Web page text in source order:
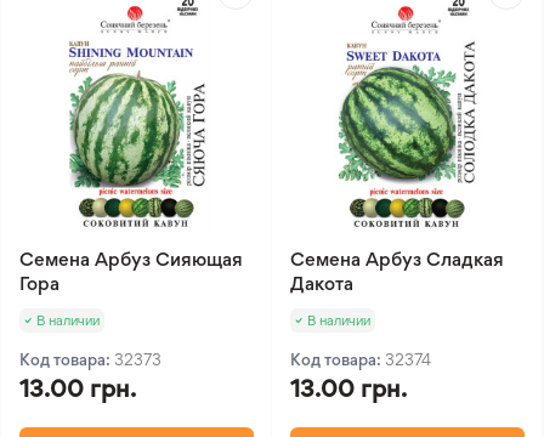
Семена Арбуз Сияющая
Гора
В наличии
Код товара: 32373
13.00 грн.
Семена Арбуз Сладкая
Дакота
В наличии
Код товара: 32374
13.00 грн.